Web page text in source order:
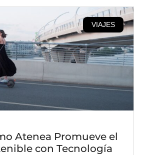
VIAJES
Atenea Promueve el
con Tecnología